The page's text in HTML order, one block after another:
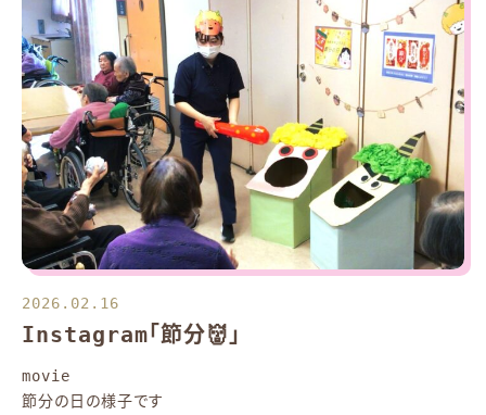
2026.02.16
Instagram「節分👹」
movie
節分の日の様子です